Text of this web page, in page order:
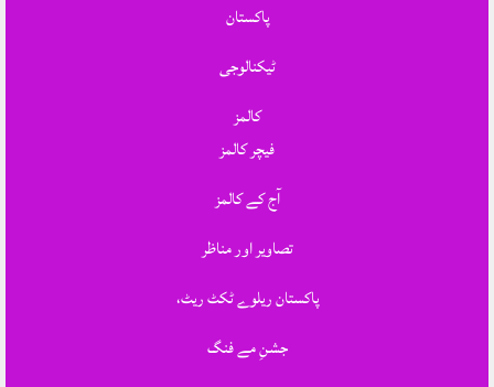
پاکستان
ٹیکنالوجی
کالمز
فیچر کالمز
آج کے کالمز
تصاویر اور مناظر
پاکستان ریلوے ٹکٹ ریٹ،
جشنِ مے فنگ